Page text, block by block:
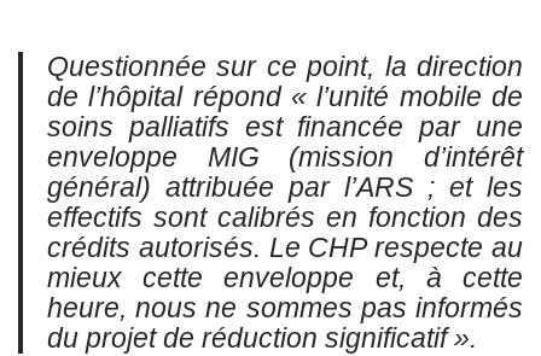
Questionnée sur ce point, la direction
de l’hôpital répond « l’unité mobile de
soins palliatifs est financée par une
enveloppe MIG (mission d’intérêt
général) attribuée par l’ARS ; et les
effectifs sont calibrés en fonction des
crédits autorisés. Le CHP respecte au
mieux cette enveloppe et, à cette
heure, nous ne sommes pas informés
du projet de réduction significatif ».